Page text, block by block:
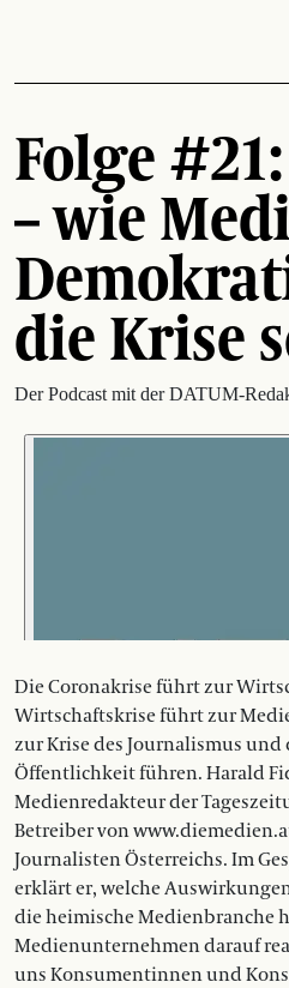
Folge
– wie
die Krise
Der Podcast mit der DATUM-
Die Coronakrise führt zur
Wirtschaftskrise führt zur
zur Krise des Journalismus
Öffentlichkeit führen. Harald
Medienredakteur der
Betreiber von
Journalisten Österreichs. Im
erklärt er, welche
die heimische Medienbranche
Medienunternehmen darauf
uns Konsumentinnen und